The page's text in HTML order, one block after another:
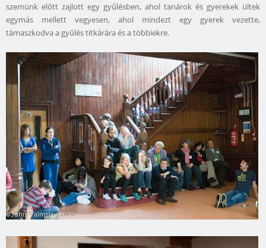
szemünk előtt zajlott egy gyűlésben, ahol tanárok és gyerekek ültek
egymás mellett vegyesen, ahol mindezt egy gyerek vezette,
támaszkodva a gyűlés titkárára és a többiekre.